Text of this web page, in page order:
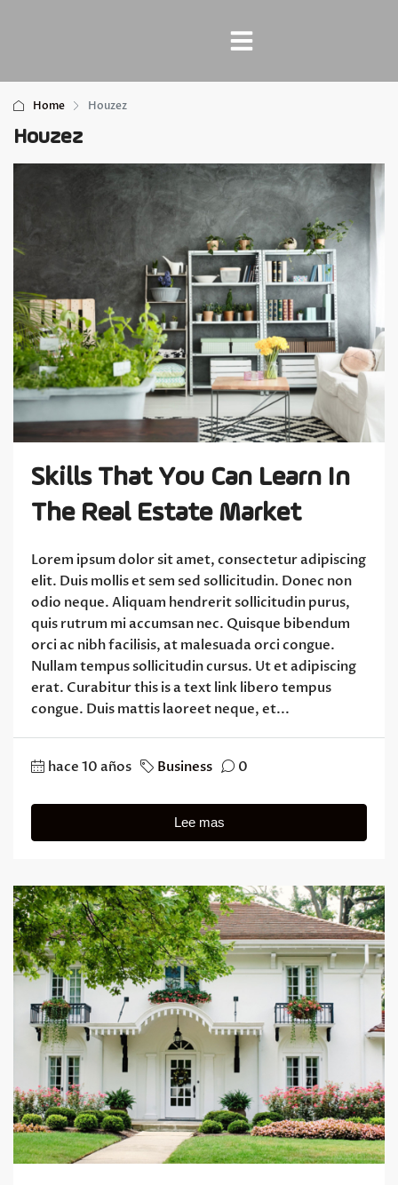
Home Houzez
Houzez
Skills That You Can Learn In
The Real Estate Market
Lorem ipsum dolor sit amet, consectetur adipiscing
elit. Duis mollis et sem sed sollicitudin. Donec non
odio neque. Aliquam hendrerit sollicitudin purus,
quis rutrum mi accumsan nec. Quisque bibendum
orci ac nibh facilisis, at malesuada orci congue.
Nullam tempus sollicitudin cursus. Ut et adipiscing
erat. Curabitur this is a text link libero tempus
congue. Duis mattis laoreet neque, et...
hace 10 años Business 0
Lee mas